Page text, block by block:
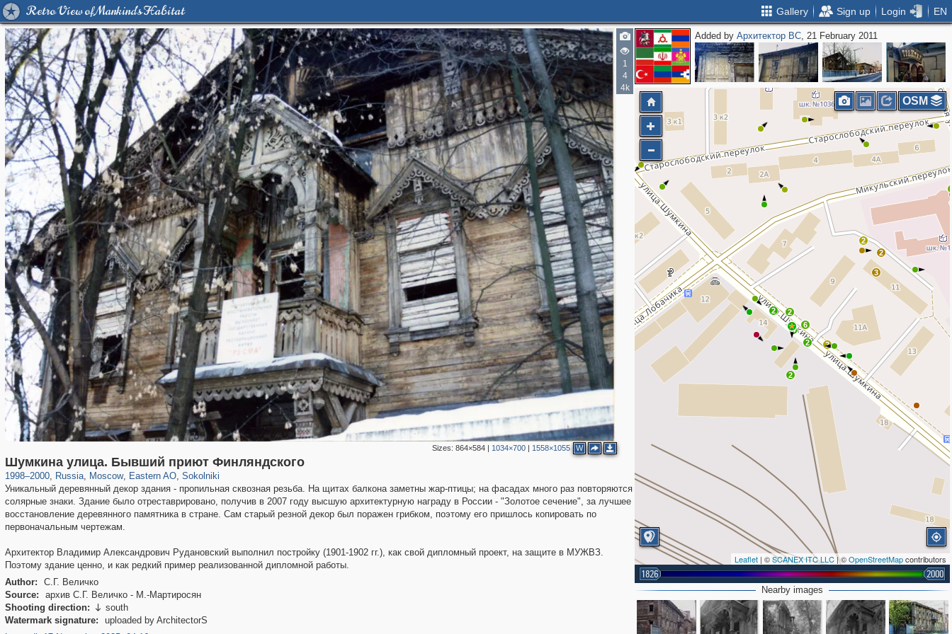
Retro View of Mankind's Habitat Gallery Sign up Login EN
1
4
4k
Sizes: 864×584| 1034×700| 1558×1055 W
Шумкина улица. Бывший приют Финляндского
1998–2000, Russia
1,406,849 29,243
, Moscow
319,861 8,286
, Eastern AO
20,939 306
, Sokolniki
5,623 49
Уникальный деревянный декор здания - пропильная сквозная резьба. На щитах балкона заметны жар-птицы; на фасадах много раз повторяются
солярные знаки. Здание было отреставрировано, получив в 2007 году высшую архитектурную награду в России - "Золотое сечение", за лучшее
восстановление деревянного памятника в стране. Сам старый резной декор был поражен грибком, поэтому его пришлось копировать по
первоначальным чертежам.
Архитектор Владимир Александрович Рудановский выполнил постройку (1901-1902 гг.), как свой дипломный проект, на защите в МУЖВЗ.
Поэтому здание ценно, и как редкий пример реализованной дипломной работы.
Author:
С.Г. Величко
Source:
архив С.Г. Величко - М.-Мартиросян
Shooting direction:  south
Watermark signature:
uploaded by ArchitectorS
Added byАрхитектор ВС, 21 February 2011
2
3
6
2
2
2
2
6
2
2
2
Leaflet | ©SCANEX ITC LLC| ©OpenStreetMapcontributors
1826 2000
OSM
Nearby images